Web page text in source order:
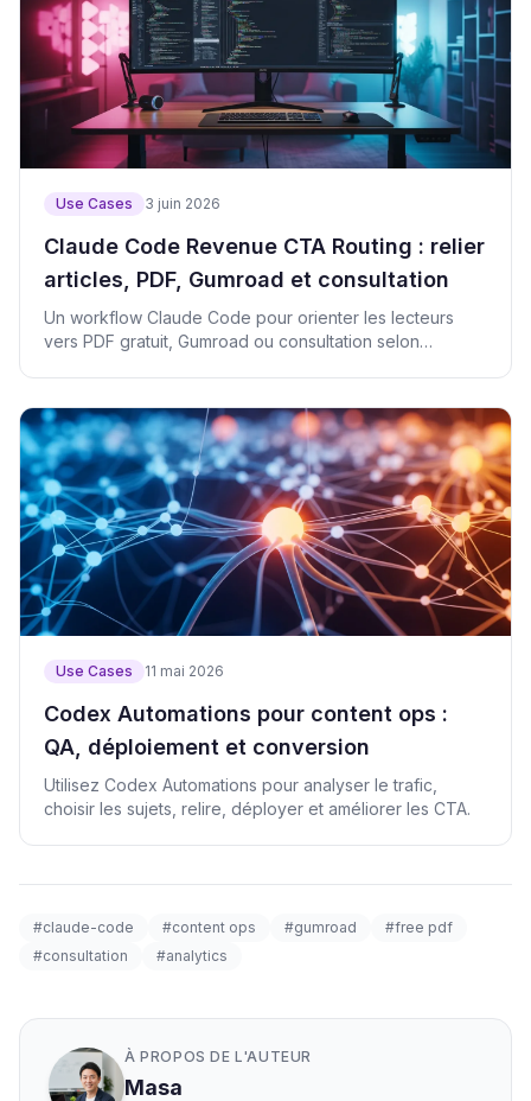
Use Cases 3 juin 2026
Claude Code Revenue CTA Routing : relier
articles, PDF, Gumroad et consultation
Un workflow Claude Code pour orienter les lecteurs
vers PDF gratuit, Gumroad ou consultation selon
Use Cases 11 mai 2026
Codex Automations pour content ops :
QA, déploiement et conversion
Utilisez Codex Automations pour analyser le trafic,
choisir les sujets, relire, déployer et améliorer les CTA.
#claude-code #content ops #gumroad
#free pdf
#consultation
#analytics
À PROPOS DE L'AUTEUR
Masa